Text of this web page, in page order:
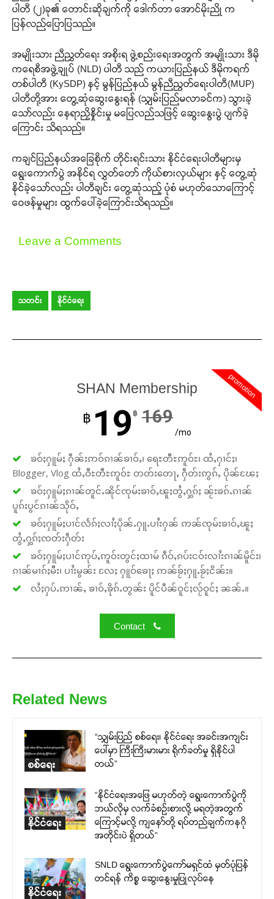
ပါတီ (၂)ခု၏ တောင်းဆိုချက်ကို ဒေါက်တာ အောင်မိုးညို က
ပြန်လည်ပြောပြသည်။
အမျိုးသား ညီညွှတ်ရေး အစိုးရ ဖွဲ့စည်းရေးအတွက် အမျိုးသား ဒီမို
ကရေစီအဖွဲ့ချုပ် (NLD) ပါတီ သည် ကယားပြည်နယ် ဒီမိုကရက်
တစ်ပါတီ (KySDP) နှင့် မွန်ပြည်နယ် မွန်ညီညွတ်ရေးပါတီ(MUP)
ပါတီတို့အား တွေ့ဆုံဆွေးနွေးရန် (သျှမ်းပြည်မလာခင်က) သွားခဲ့
သော်လည်း နေရာညှိနှိုင်းမှု မပြေလည်သဖြင့် ဆွေးနွေးပွဲ ပျက်ခဲ့
ကြောင်း သိရသည်။
ကချင်ပြည်နယ်အခြေစိုက် တိုင်းရင်းသား နိုင်ငံရေးပါတီများမှ
ရွေးကောက်ပွဲ အနိုင်ရ လွှတ်တော် ကိုယ်စားလှယ်များ နှင့် တွေ့ဆုံ
နိုင်ခဲ့သော်လည်း ပါတီချင်း တွေ့ဆုံသည့် ပုံစံ မဟုတ်သောကြောင့်
ဝေဖန်မှုများ ထွက်ပေါ်ခဲ့ကြောင်းသိရသည်။
Leave a Comments
သတင်း နိုင်ငံရေး
promotion
SHAN Membership
฿ 19 ฿ 169
/mo
ၶဝ်ႈႁူမ်ႈ ႁဵၼ်းဢဝ်ၵၢၼ်ၶၢဝ်ႇ၊ ရေႊတီႊဢူဝ်ႊ၊ ထႆႇႁၢင်ႈ၊
Blogger, Vlog ထႆႇဝီႊတီႊဢူဝ်ႊ တတ်းတေႃႇ ႁဵတ်းဢွၵ်ႇ ပိုၼ်ၽႄႈ
ၶဝ်ႈႁူမ်ႈၵၢၼ်တူင်ႉၼိုင်ၸုမ်းၶၢဝ်ႇၽူႈတွႆႇႁွၵ်ႈ ၼႂ်းၶၵ်ႉၵၢၼ်
ပူၵ်းပွင်ၵၢၼ်သိုဝ်ႇ
ၶဝ်ႈႁူမ်ႈပၢင်လႅၵ်ႈလၢႆႈပိုၼ်ႉႁူႉပၢႆးႁၼ် ဢၼ်ၸုမ်းၶၢဝ်ႇၽူႈ
တွႆႇႁွၵ်ႈၸတ်းႁဵတ်း
ၶဝ်ႈႁူမ်ႈပၢင်ဢုပ်ႇဢူဝ်းတွင်ႈထၢမ် ၵဵဝ်ႇၵပ်းငဝ်းလၢႆးၵၢၼ်မိူင်း၊
ၵၢၼ်မၢၵ်ႈမီး၊ ပၢႆးမွၼ်း လႄႈ ႁူဝ်ၶေႃႈ ဢၼ်ၶႂ်ႈႁူႉၶႂ်ႈငိၼ်း။
လႆႈႁပ်ႉဢၢၼ်ႇ ၶၢဝ်ႇၶိုၵ်ႉတွၼ်း ပိူင်ပဵၼ်ဝူင်ႈလႂ်ဝူင်ႈ ၼၼ်ႉ။
Contact
Related News
စစ်ရေး
“သျှမ်းပြည် စစ်ရေး၊ နိုင်ငံရေး အခင်းအကျင်း
ပေါ်မှာ ကြီးကြီးမားမား ရိုက်ခတ်မှု ရှိနိုင်ပါ
တယ်”
နိုင်ငံရေး
“နိုင်ငံရေးအဖြေ မဟုတ်တဲ့ ရွေးကောက်ပွဲကို
ဘယ်လိုမှ လက်ခံစဉ်းစားလို့ မရတဲ့အတွက်
ကြောင့်မလို့ ကျနော်တို့ ရပ်တည်ချက်ကနဂို
အတိုင်းပဲ ရှိတယ်”
နိုင်ငံရေး
SNLD ရွေးကောက်ပွဲကော်မရှင်ထံ မှတ်ပုံပြန်
တင်ရန် ကိစ္စ ဆွေးနွေးမှုပြုလုပ်နေ